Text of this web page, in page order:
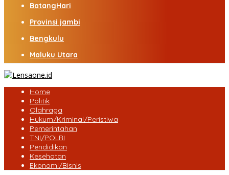
BatangHari
Provinsi jambi
Bengkulu
Maluku Utara
Home
Politik
Olahraga
Hukum/Kriminal/Peristiwa
Pemerintahan
TNI/POLRI
Pendidikan
Kesehatan
Ekonomi/Bisnis